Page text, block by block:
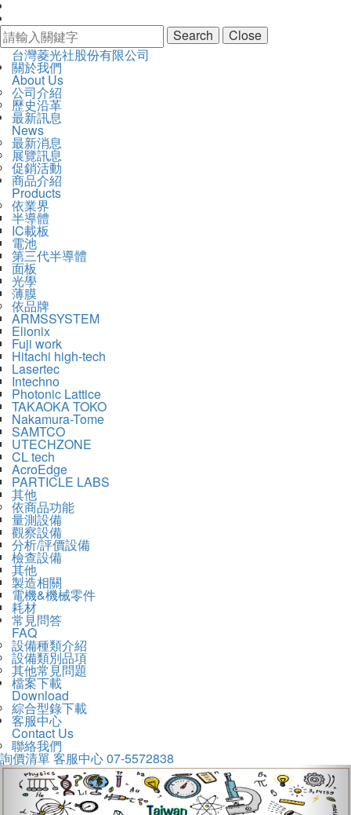
Search
Close
台灣菱光社股份有限公司台
開
啟
主
選
單
主
導
覽
Navigation
關於我們
About Us
公司介紹
歷史沿革
最新訊息
News
最新消息
展覽訊息
促銷活動
商品介紹
Products
依業界
半導體
IC載板
電池
第三代半導體
面板
光學
薄膜
依品牌
ARMSSYSTEM
Elionix
Fuji work
Hitachi high-tech
Lasertec
Intechno
Photonic Lattice
TAKAOKA TOKO
Nakamura-Tome
SAMTCO
UTECHZONE
CL tech
AcroEdge
PARTICLE LABS
其他
依商品功能
量測設備
觀察設備
分析/評價設備
檢查設備
其他
製造相關
電機&機械零件
耗材
常見問答
FAQ
設備種類介紹
設備類別品項
其他常見問題
檔案下載
Download
綜合型錄下載
客服中心
Contact Us
聯絡我們
詢價清單客服中心07-5572838
Previous